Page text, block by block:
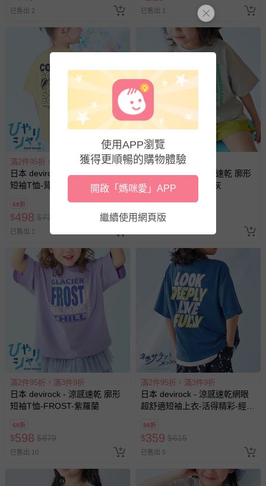
已售出 2 已售出 1
滿2件95折，滿3件9折
日本 devirock - 涼感速乾 廓形
短袖T恤-背後咖啡-淺黃
68折
$498 $732
已售出 1
滿2件95折，滿3件9折
日本 devirock - 涼感速乾 廓形
短袖T恤-FROST-淺灰
68折
$330
滿2件95折，滿3件9折
日本 devirock - 涼感速乾 廓形
短袖T恤-FROST-紫羅蘭
68折
$598 $879
已售出 10
滿2件95折，滿3件9折
日本 devirock - 涼感速乾網眼
超舒適短袖上衣-活得精彩-經典
58折
$359 $615
已售出 5
使用APP瀏覽
獲得更順暢的購物體驗
開啟「媽咪愛」APP
繼續使用網頁版